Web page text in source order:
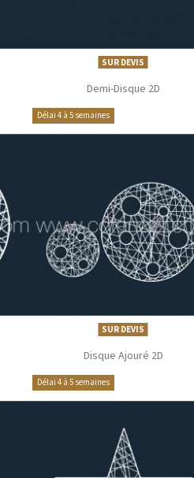
SUR DEVIS
Demi-Disque 2D
Délai 4 à 5 semaines
SUR DEVIS
Disque Ajouré 2D
Délai 4 à 5 semaines